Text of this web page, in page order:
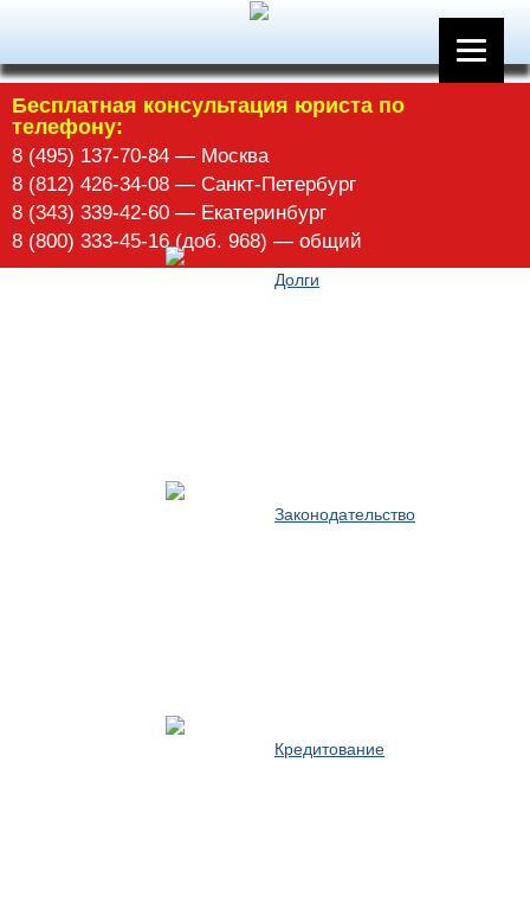
Бесплатная консультация юриста по
телефону:
8 (495) 137-70-84 — Москва
8 (812) 426-34-08 — Санкт-Петербург
8 (343) 339-42-60 — Екатеринбург
8 (800) 333-45-16 (доб. 968) — общий
Арбитражное управление
Долги
Законодательство
Кредитование